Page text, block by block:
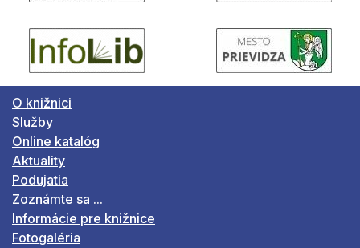
O knižnici
Služby
Online katalóg
Aktuality
Podujatia
Zoznámte sa ...
Informácie pre knižnice
Fotogaléria